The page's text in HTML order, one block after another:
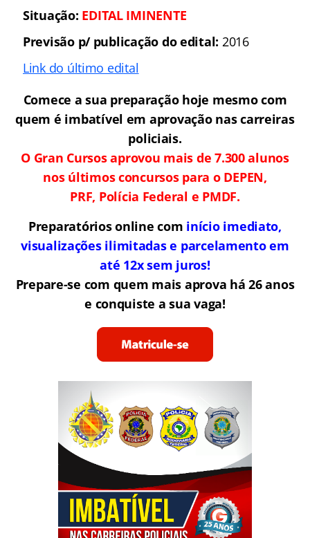
Situação: EDITAL IMINENTE
Previsão p/ publicação do edital: 2016
Link do último edital
Comece a sua preparação hoje mesmo com
quem é imbatível em aprovação nas carreiras
policiais.
O Gran Cursos aprovou mais de 7.300 alunos
nos últimos concursos para o DEPEN,
PRF, Polícia Federal e PMDF.
Preparatórios online com início imediato,
visualizações ilimitadas e parcelamento em
até 12x sem juros!
Prepare-se com quem mais aprova há 26 anos
e conquiste a sua vaga!